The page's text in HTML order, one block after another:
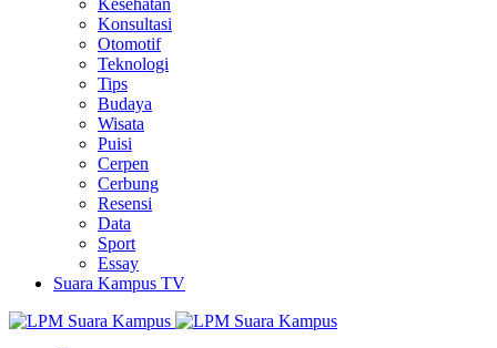
Kesehatan
Konsultasi
Otomotif
Teknologi
Tips
Budaya
Wisata
Puisi
Cerpen
Cerbung
Resensi
Data
Sport
Essay
Suara Kampus TV